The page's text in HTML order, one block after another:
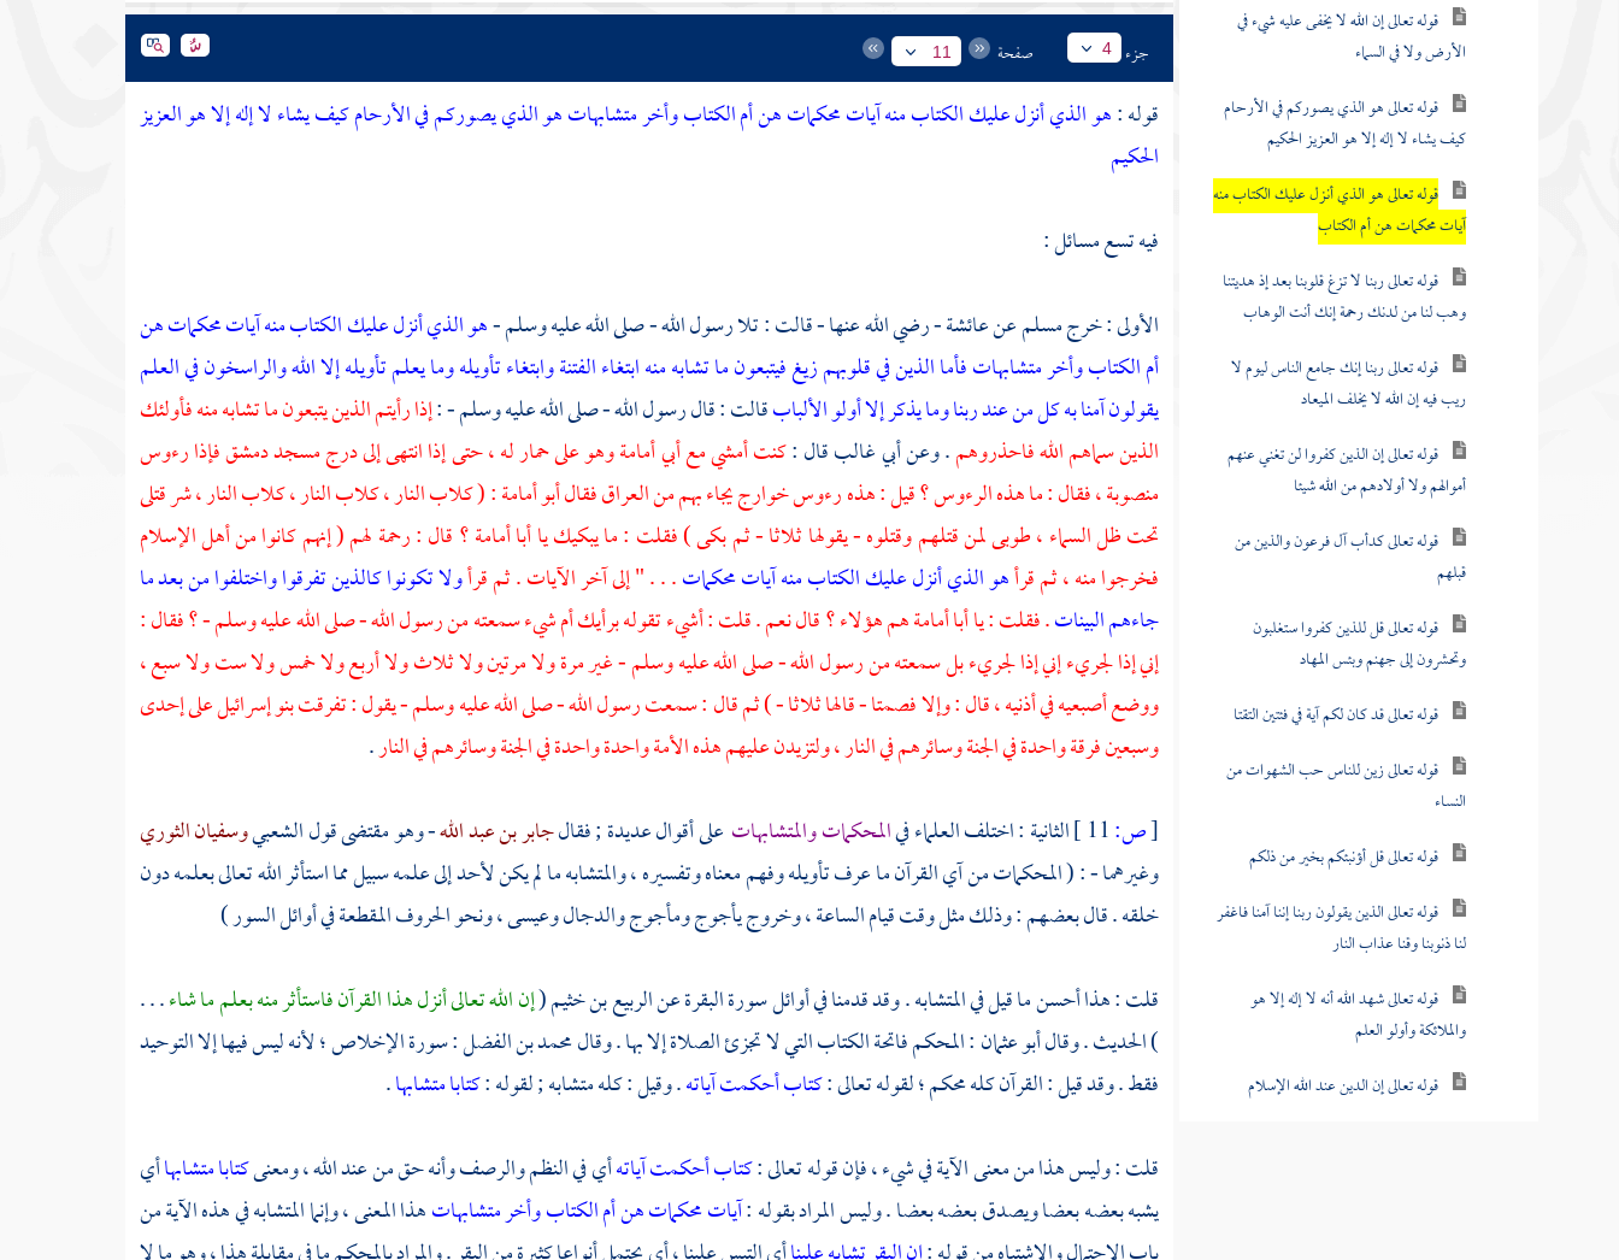
قوله تعالى إن الله لا يخفى عليه شيء في
الأرض ولا في السماء
قوله تعالى هو الذي يصوركم في الأرحام
كيف يشاء لا إله إلا هو العزيز الحكيم
قوله تعالى هو الذي أنزل عليك الكتاب منه
آيات محكمات هن أم الكتاب
قوله تعالى ربنا لا تزغ قلوبنا بعد إذ هديتنا
وهب لنا من لدنك رحمة إنك أنت الوهاب
قوله تعالى ربنا إنك جامع الناس ليوم لا
ريب فيه إن الله لا يخلف الميعاد
قوله تعالى إن الذين كفروا لن تغني عنهم
أموالهم ولا أولادهم من الله شيئا
قوله تعالى كدأب آل فرعون والذين من
قبلهم
قوله تعالى قل للذين كفروا ستغلبون
وتحشرون إلى جهنم وبئس المهاد
قوله تعالى قد كان لكم آية في فئتين التقتا
قوله تعالى زين للناس حب الشهوات من
النساء
قوله تعالى قل أؤنبئكم بخير من ذلكم
قوله تعالى الذين يقولون ربنا إننا آمنا فاغفر
لنا ذنوبنا وقنا عذاب النار
قوله تعالى شهد الله أنه لا إله إلا هو
والملائكة وأولو العلم
قوله تعالى إن الدين عند الله الإسلام
جزء 4 صفحة 11
قوله :هو الذي أنزل عليك الكتاب منه آيات محكمات هن أم الكتاب وأخر متشابهات هو الذي يصوركم في الأرحام كيف يشاء لا إله إلا هو العزيز
الحكيم
فيه تسع مسائل :
الأولى : خرجمسلمعنعائشة- رضي الله عنها - قالت : تلا رسول الله - صلى الله عليه وسلم -هو الذي أنزل عليك الكتاب منه آيات محكمات هن
أم الكتاب وأخر متشابهات فأما الذين في قلوبهم زيغ فيتبعون ما تشابه منه ابتغاء الفتنة وابتغاء تأويله وما يعلم تأويله إلا الله والراسخون في العلم
يقولون آمنا به كل من عند ربنا وما يذكر إلا أولو الألبابقالت : قال رسول الله - صلى الله عليه وسلم - :إذا رأيتم الذين يتبعون ما تشابه منه فأولئك
الذين سماهم الله فاحذروهم. وعنأبي غالبقال :كنت أمشي معأبي أمامةوهو على حمار له ، حتى إذا انتهى إلى درج مسجددمشقفإذا رءوس
منصوبة ، فقال : ما هذه الرءوس ؟ قيل : هذه رءوسخوارجيجاء بهم منالعراقفقالأبو أمامة: ( كلاب النار ، كلاب النار ، كلاب النار ، شر قتلى
تحت ظل السماء ، طوبى لمن قتلهم وقتلوه - يقولها ثلاثا - ثم بكى ) فقلت : ما يبكيك ياأبا أمامة؟ قال : رحمة لهم ( إنهم كانوا من أهل الإسلام
فخرجوا منه ، ثم قرأهو الذي أنزل عليك الكتاب منه آيات محكمات. . . " إلى آخر الآيات . ثم قرأولا تكونوا كالذين تفرقوا واختلفوا من بعد ما
جاءهم البينات. فقلت : ياأبا أمامةهم هؤلاء ؟ قال نعم . قلت : أشيء تقوله برأيك أم شيء سمعته من رسول الله - صلى الله عليه وسلم - ؟ فقال :
إني إذا لجريء إني إذا لجريء بل سمعته من رسول الله - صلى الله عليه وسلم - غير مرة ولا مرتين ولا ثلاث ولا أربع ولا خمس ولا ست ولا سبع ،
ووضع أصبعيه في أذنيه ، قال : وإلا فصمتا - قالها ثلاثا - ) ثم قال : سمعت رسول الله - صلى الله عليه وسلم - يقول : تفرقتبنو إسرائيلعلى إحدى
وسبعين فرقة واحدة في الجنة وسائرهم في النار ، ولتزيدن عليهم هذه الأمة واحدة واحدة في الجنة وسائرهم في النار.
[ص: الثانية : اختلف العلماء فيالمحكمات والمتشابهات على أقوال عديدة ; فقالجابر بن عبد الله- وهو مقتضى قولالشعبيوسفيان الثوري
وغيرهما - : ( المحكمات من آي القرآن ما عرف تأويله وفهم معناه وتفسيره ، والمتشابه ما لم يكن لأحد إلى علمه سبيل مما استأثر الله تعالى بعلمه دون
خلقه . قال بعضهم : وذلك مثل وقت قيام الساعة ، وخروجيأجوج ومأجوجوالدجالوعيسى، ونحو الحروف المقطعة في أوائل السور )
قلت : هذا أحسن ما قيل في المتشابه . وقد قدمنا في أوائل سورة البقرة عنالربيع بن خثيم(إن الله تعالى أنزل هذا القرآن فاستأثر منه بعلم ما شاء. . .
) الحديث . وقالأبو عثمان: المحكم فاتحة الكتاب التي لا تجزئ الصلاة إلا بها . وقالمحمد بن الفضل: سورة الإخلاص ؛ لأنه ليس فيها إلا التوحيد
فقط . وقد قيل : القرآن كله محكم ؛ لقوله تعالى :كتاب أحكمت آياته. وقيل : كله متشابه ; لقوله :كتابا متشابها.
قلت : وليس هذا من معنى الآية في شيء ، فإن قوله تعالى :كتاب أحكمت آياتهأي في النظم والرصف وأنه حق من عند الله ، ومعنىكتابا متشابهاأي
يشبه بعضه بعضا ويصدق بعضه بعضا . وليس المراد بقوله :آيات محكمات هن أم الكتاب وأخر متشابهاتهذا المعنى ، وإنما المتشابه في هذه الآية من